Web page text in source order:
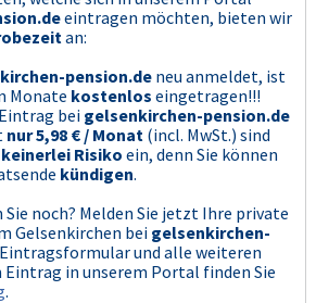
eintragen möchten, bieten wir
an:
pension.deneu anmeldet, ist
Monate kostenlos eingetragen!!!
bei gelsenkirchen-pension.de
nur 5,98 € / Monat (incl. MwSt.) sind
keinerlei Risiko ein, denn Sie können
kündigen.
noch? Melden Sie jetzt Ihre private
Gelsenkirchen bei gelsenkirchen-
und alle weiteren
in unserem Portal finden Sie
.